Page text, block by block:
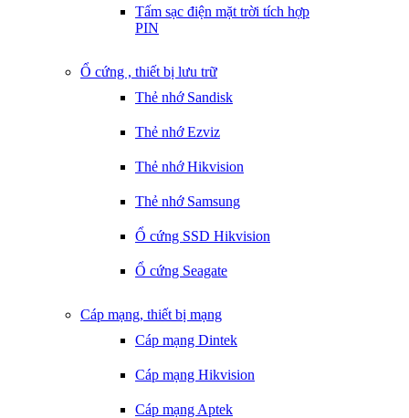
Tấm sạc điện mặt trời tích hợp
PIN
Ổ cứng , thiết bị lưu trữ
Thẻ nhớ Sandisk
Thẻ nhớ Ezviz
Thẻ nhớ Hikvision
Thẻ nhớ Samsung
Ổ cứng SSD Hikvision
Ổ cứng Seagate
Cáp mạng, thiết bị mạng
Cáp mạng Dintek
Cáp mạng Hikvision
Cáp mạng Aptek